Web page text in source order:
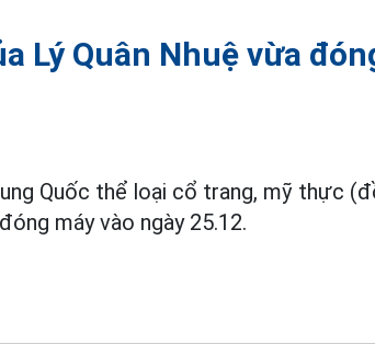
Lý Quân Nhuệ vừa
Quốc thể loại cổ trang, mỹ thực
máy vào ngày 25.12.